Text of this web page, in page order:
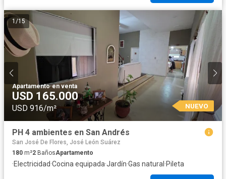
1 /15
Apartamento·en venta
USD 165.000
USD 916/m² NUEVO
PH 4 ambientes en San Andrés
San José De Flores, José León Suárez
180 m²2 BañosApartamento
·Electricidad·Cocina equipada·Jardín·Gas natural ·Pileta